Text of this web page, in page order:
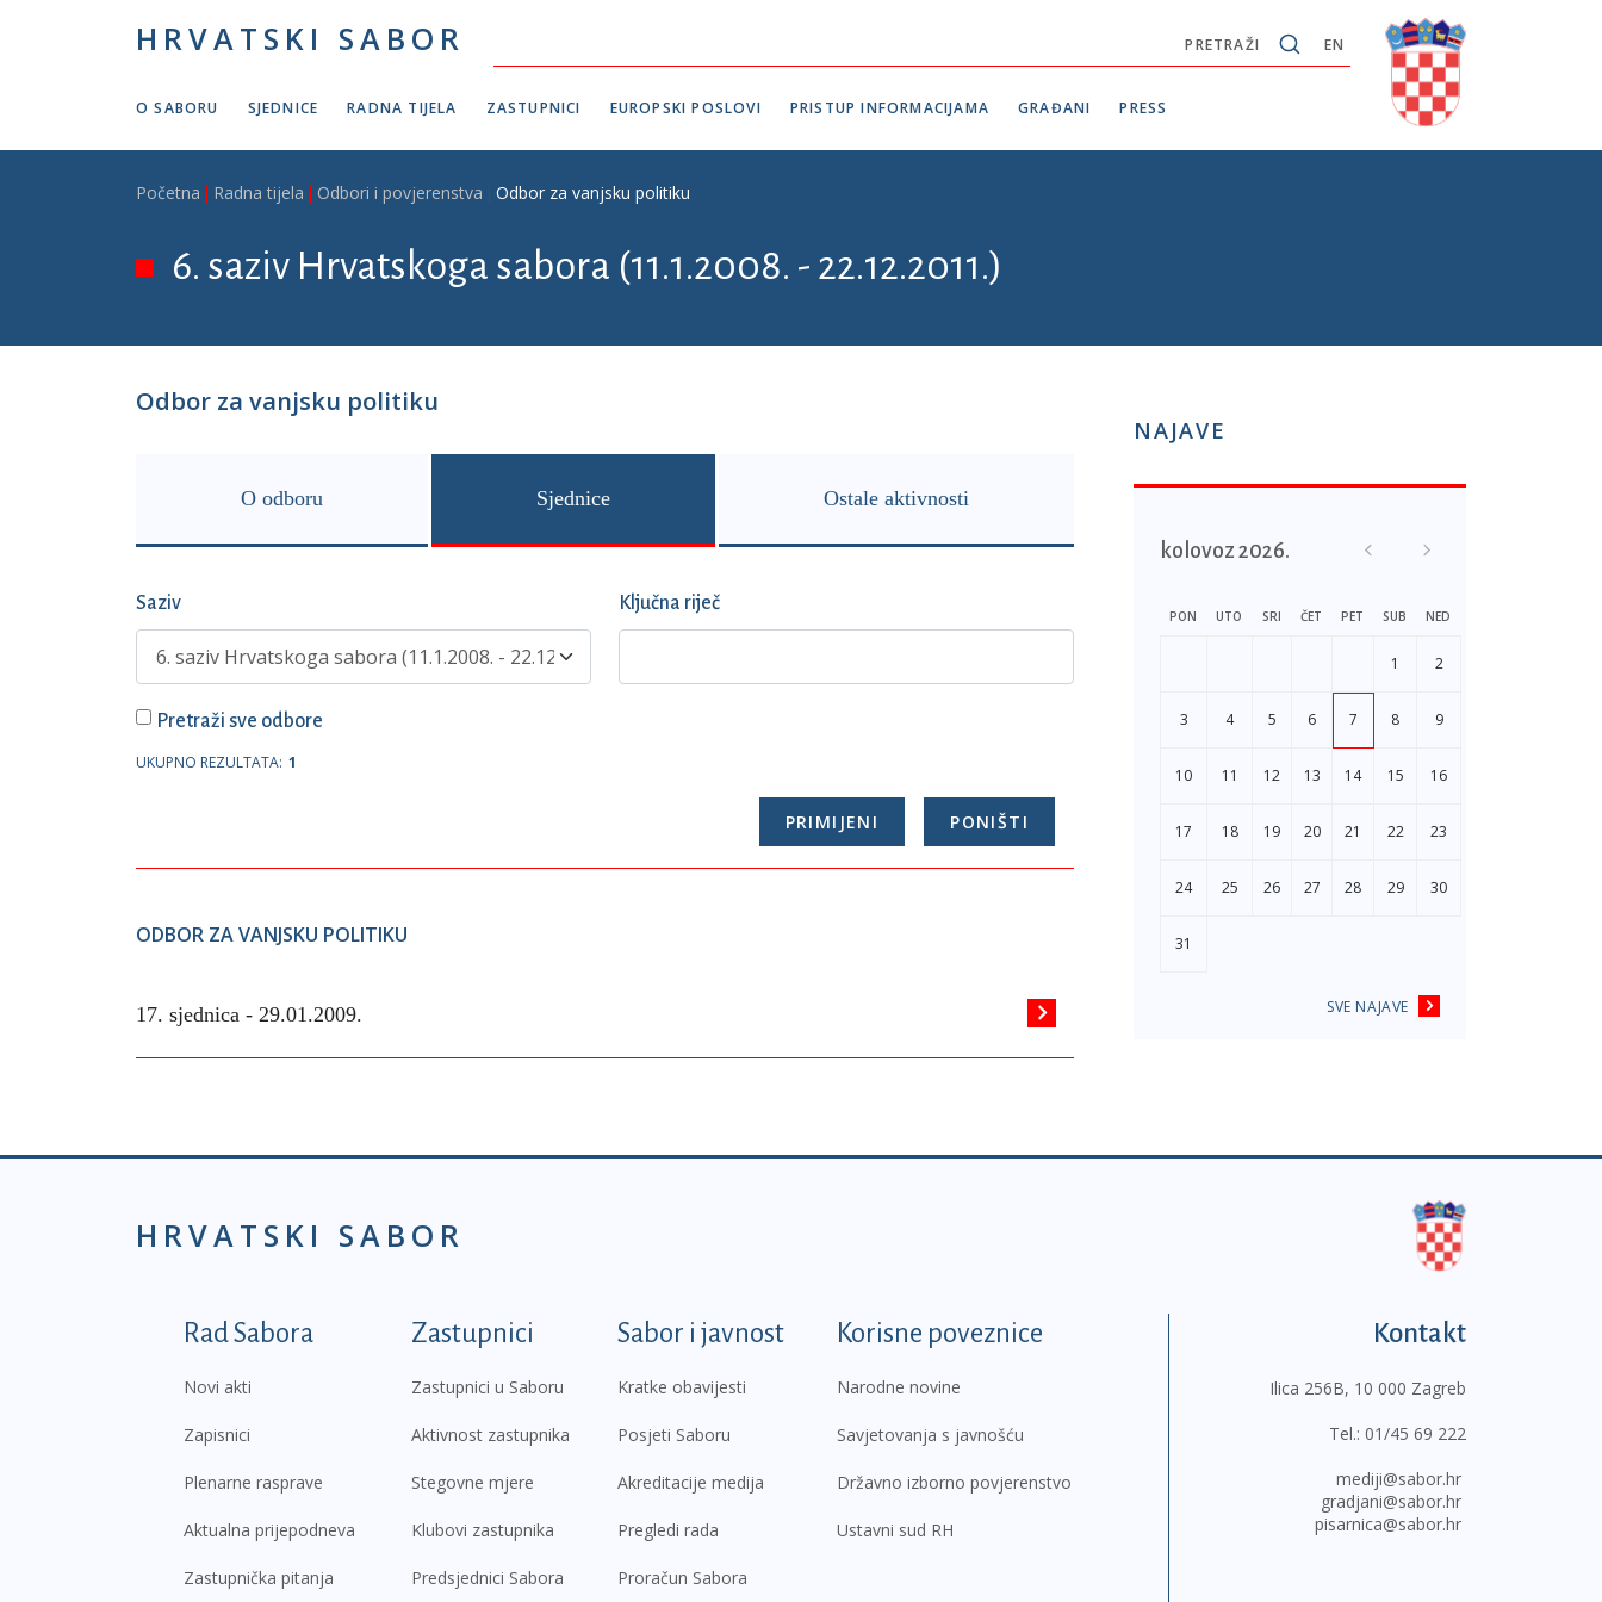
HRVATSKI SABOR EN
PRETRAŽI
O SABORU SJEDNICE RADNA TIJELA ZASTUPNICI EUROPSKI POSLOVI PRISTUP INFORMACIJAMA GRAĐANI PRESS
Breadcrumb
Početna Radna tijela Odbori i povjerenstva Odbor za vanjsku politiku
6. saziv Hrvatskoga sabora (11.1.2008. - 22.12.2011.)
Odbor za vanjsku politiku
O odboru Sjednice Ostale aktivnosti
Saziv Ključna riječ
Pretraži sve odbore
UKUPNO REZULTATA: 1
ODBOR ZA VANJSKU POLITIKU
17. sjednica - 29.01.2009.
NAJAVE
kolovoz 2026.
PON UTO SRI ČET PET SUB NED
1 2
3 4 5 6 7 8 9
10 11 12 13 14 15 16
17 18 19 20 21 22 23
24 25 26 27 28 29 30
31
SVE NAJAVE
HRVATSKI SABOR
Podnožje prvi izbornik
Rad Sabora
Novi akti
Zapisnici
Plenarne rasprave
Aktualna prijepodneva
Zastupnička pitanja
Zastupnici
Zastupnici u Saboru
Aktivnost zastupnika
Stegovne mjere
Klubovi zastupnika
Predsjednici Sabora
Sabor i javnost
Kratke obavijesti
Posjeti Saboru
Akreditacije medija
Pregledi rada
Proračun Sabora
Korisne poveznice
Narodne novine
Savjetovanja s javnošću
Državno izborno povjerenstvo
Ustavni sud RH
Kontakt
Ilica 256B, 10 000 Zagreb
Tel.: 01/45 69 222
mediji@sabor.hr
gradjani@sabor.hr
pisarnica@sabor.hr